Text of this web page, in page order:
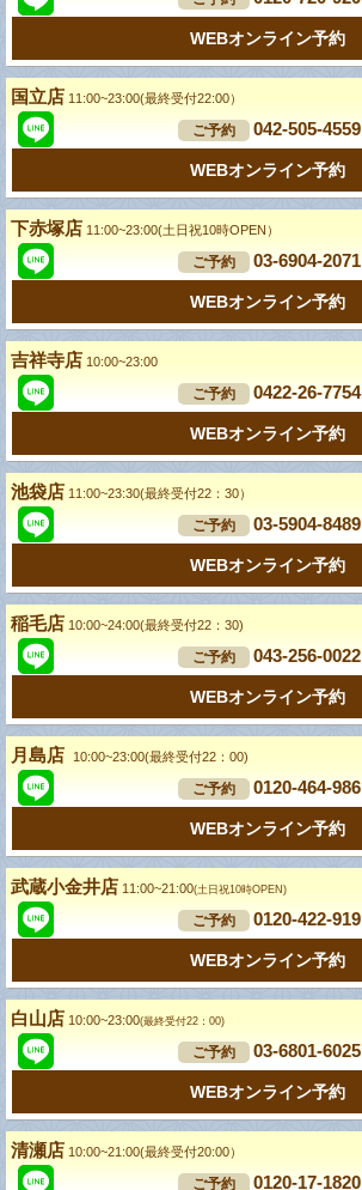
WEBオンライン予約
国立店 11:00~23:00(最終受付22:00）
ご予約 042-505-4559
WEBオンライン予約
下赤塚店 11:00~23:00(土日祝10時OPEN）
ご予約 03-6904-2071
WEBオンライン予約
吉祥寺店 10:00~23:00
ご予約 0422-26-7754
WEBオンライン予約
池袋店 11:00~23:30(最終受付22：30）
ご予約 03-5904-8489
WEBオンライン予約
稲毛店 10:00~24:00(最終受付22：30)
ご予約 043-256-0022
WEBオンライン予約
月島店 10:00~23:00(最終受付22：00)
ご予約 0120-464-986
WEBオンライン予約
武蔵小金井店 11:00~21:00(土日祝10時OPEN)
ご予約 0120-422-919
WEBオンライン予約
白山店 10:00~23:00(最終受付22：00)
ご予約 03-6801-6025
WEBオンライン予約
清瀬店 10:00~21:00(最終受付20:00）
ご予約 0120-17-1820